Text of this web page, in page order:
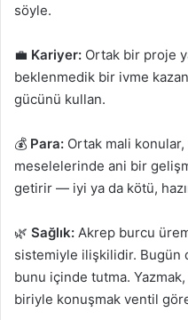
söyle.
💼 Kariyer: Ortak bir proje
beklenmedik bir ivme
gücünü kullan.
💰 Para: Ortak mali konular,
meselelerinde ani bir
getirir — iyi ya da kötü,
🌿 Sağlık: Akrep burcu
sistemiyle ilişkilidir.
bunu içinde tutma.
biriyle konuşmak ventil